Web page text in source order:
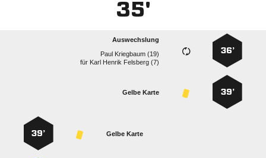
35'
36’
Auswechslung
  
für    
39’
Gelbe Karte
Gelbe Karte
39’